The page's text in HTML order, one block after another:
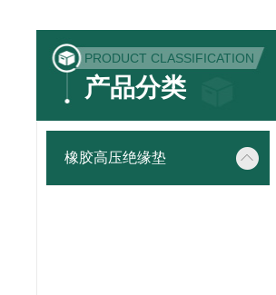
PRODUCT CLASSIFICATION
产品分类
橡胶高压绝缘垫